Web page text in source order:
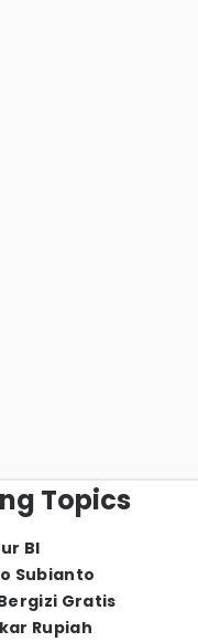
Topics
BI
Subianto
Gratis
Rupiah